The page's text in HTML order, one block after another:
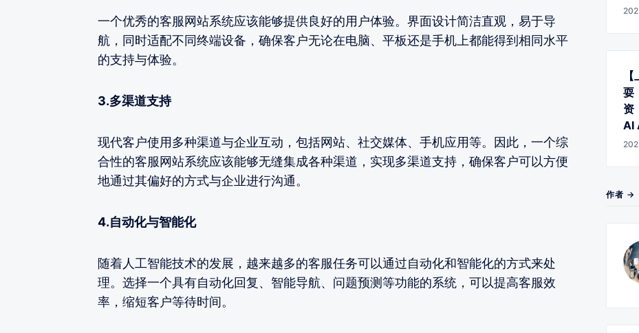
一个优秀的客服网站系统应该能够提供良好的用户体验。界面设计简洁直观，易于导
航，同时适配不同终端设备，确保客户无论在电脑、平板还是手机上都能得到相同水平
的支持与体验。
3.多渠道支持
现代客户使用多种渠道与企业互动，包括网站、社交媒体、手机应用等。因此，一个综
合性的客服网站系统应该能够无缝集成各种渠道，实现多渠道支持，确保客户可以方便
地通过其偏好的方式与企业进行沟通。
4.自动化与智能化
随着人工智能技术的发展，越来越多的客服任务可以通过自动化和智能化的方式来处
理。选择一个具有自动化回复、智能导航、问题预测等功能的系统，可以提高客服效
率，缩短客户等待时间。
耍
资
AI
作者 →